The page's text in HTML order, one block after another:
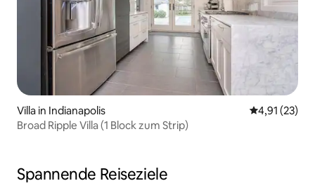
Villa in Indianapolis
4,91 (23)
Broad Ripple Villa (1 Block zum Strip)
Spannende Reiseziele